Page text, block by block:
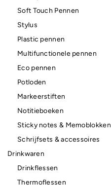
Soft Touch Pennen
Stylus
Plastic pennen
Multifunctionele pennen
Eco pennen
Potloden
Markeerstiften
Notitieboeken
Sticky notes & Memoblokken
Schrijfsets & accessoires
Drinkwaren
Drinkflessen
Thermoflessen